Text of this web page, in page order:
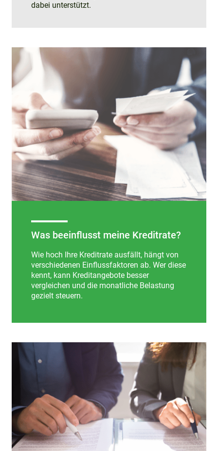
dabei unterstützt.
Was beeinflusst meine Kreditrate?
Wie hoch Ihre Kreditrate ausfällt, hängt von
verschiedenen Einflussfaktoren ab. Wer diese
kennt, kann Kreditangebote besser
vergleichen und die monatliche Belastung
gezielt steuern.